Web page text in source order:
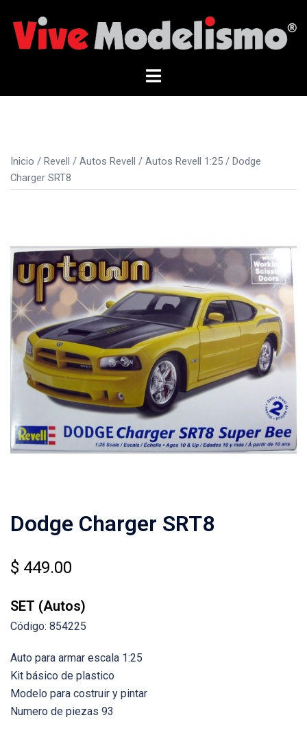
contenido
Alternar
Inicio / Revell / Autos Revell / Autos Revell 1:25 / Dodge
Charger SRT8
Dodge Charger SRT8
$ 449.00
SET (Autos)
Código: 854225
Auto para armar escala 1:25
Kit básico de plastico
Modelo para costruir y pintar
Numero de piezas 93